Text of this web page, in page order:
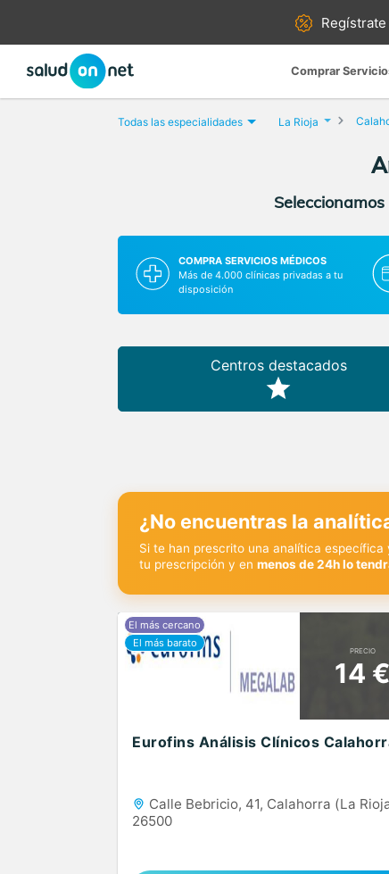
Regístrate
Comprar
Todas las especialidades La Rioja
COMPRA SERVICIOS MÉDICOS
Más de 4.000 clínicas privadas a tu
disposición
Centros destacados
¿No encuentras la
Si te han prescrito una analítica
tu prescripción y en menos de 24h lo
PRECIO
14 €
Eurofins Análisis Clínicos
Calle Bebricio, 41, Calahorra (La
26500